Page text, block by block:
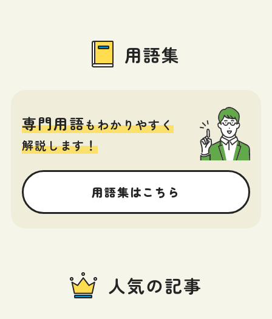
用語集
専門用語もわかりやすく
解説します！
用語集はこちら
人気の記事